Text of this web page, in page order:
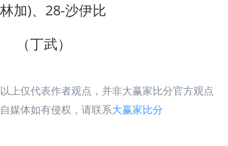
林加)、28-沙伊比
（丁武）
以上仅代表作者观点，并非大赢家比分官方观点
自媒体如有侵权，请联系大赢家比分